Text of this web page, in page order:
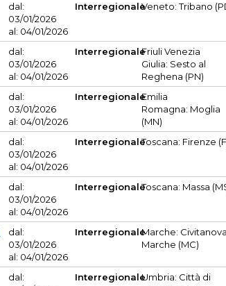
dal:
03/01/2026
al: 04/01/2026
InterregionaleVeneto: Tribano
dal:
03/01/2026
al: 04/01/2026
InterregionaleFriuli Venezia
Giulia: Sesto al
Reghena (PN)
dal:
03/01/2026
al: 04/01/2026
InterregionaleEmilia
Romagna: Moglia
(MN)
dal:
03/01/2026
al: 04/01/2026
InterregionaleToscana: Firenze
dal:
03/01/2026
al: 04/01/2026
InterregionaleToscana: Massa
dal:
03/01/2026
al: 04/01/2026
InterregionaleMarche: Civitanova
Marche (MC)
dal:
InterregionaleUmbria: Città di